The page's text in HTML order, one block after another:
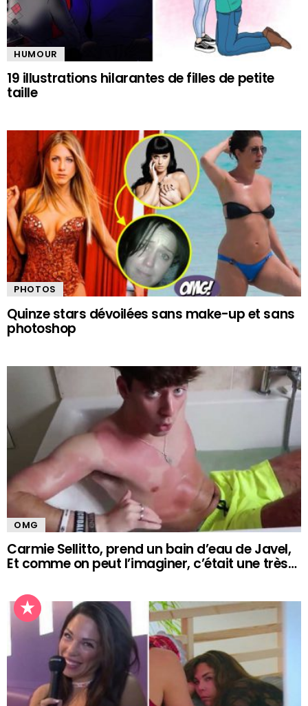
HUMOUR
19 illustrations hilarantes de filles de petite
taille
PHOTOS
Quinze stars dévoilées sans make-up et sans
photoshop
OMG
Carmie Sellitto, prend un bain d’eau de Javel,
Et comme on peut l’imaginer, c’était une très…